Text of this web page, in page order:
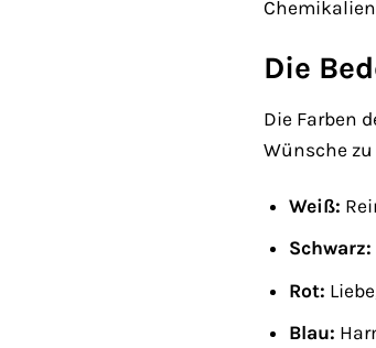
Die
Die Farben
Wünsche
Weiß:
Schwarz:
Rot:
Blau: